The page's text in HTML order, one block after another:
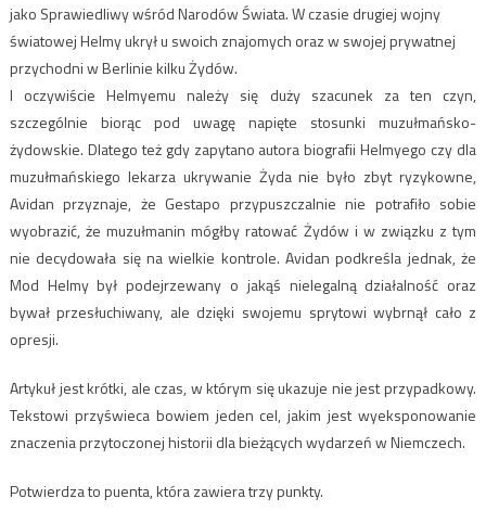
jako Sprawiedliwy wśród Narodów Świata. W czasie drugiej wojny
światowej Helmy ukrył u swoich znajomych oraz w swojej prywatnej
przychodni w Berlinie kilku Żydów.
I oczywiście Helmyemu należy się duży szacunek za ten czyn,
szczególnie biorąc pod uwagę napięte stosunki muzułmańsko-
żydowskie. Dlatego też gdy zapytano autora biografii Helmyego czy dla
muzułmańskiego lekarza ukrywanie Żyda nie było zbyt ryzykowne,
Avidan przyznaje, że Gestapo przypuszczalnie nie potrafiło sobie
wyobrazić, że muzułmanin mógłby ratować Żydów i w związku z tym
nie decydowała się na wielkie kontrole. Avidan podkreśla jednak, że
Mod Helmy był podejrzewany o jakąś nielegalną działalność oraz
bywał przesłuchiwany, ale dzięki swojemu sprytowi wybrnął cało z
opresji.
Artykuł jest krótki, ale czas, w którym się ukazuje nie jest przypadkowy.
Tekstowi przyświeca bowiem jeden cel, jakim jest wyeksponowanie
znaczenia przytoczonej historii dla bieżących wydarzeń w Niemczech.
Potwierdza to puenta, która zawiera trzy punkty.